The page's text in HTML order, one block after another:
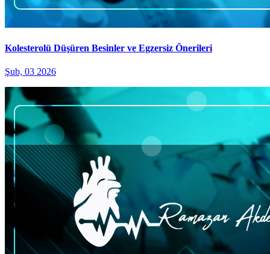
Kolesterolü Düşüren Besinler ve Egzersiz Önerileri
Şub, 03 2026